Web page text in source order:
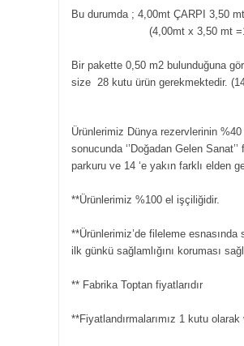
Bu durumda ; 4,00mt ÇARPI 3,50
(4,00mt x 3,50 mt
Bir pakette 0,50 m2 bulunduğuna
size 28 kutu ürün gerekmektedir.
Ürünlerimiz Dünya rezervlerinin %40
sonucunda ‘’Doğadan Gelen
parkuru ve 14 ‘e yakın farklı elden
**Ürünlerimiz %100 el işçiliğidir.
**Ürünlerimiz’de fileleme
ilk günkü sağlamlığını koruması
** Fabrika Toptan fiyatlarıdır
**Fiyatlandırmalarımız 1 kutu